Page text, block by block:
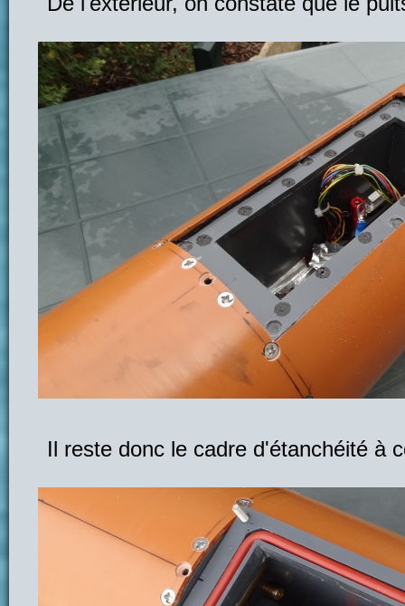
Il reste donc le cadre d'étanchéité à